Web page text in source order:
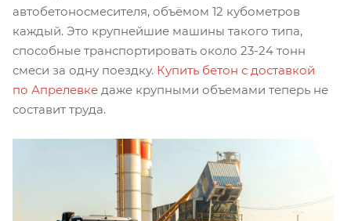
автобетоносмесителя, объёмом 12 кубометров
каждый. Это крупнейшие машины такого типа,
способные транспортировать около 23-24 тонн
смеси за одну поездку. Купить бетон с доставкой
по Апрелевке даже крупными объемами теперь не
составит труда.